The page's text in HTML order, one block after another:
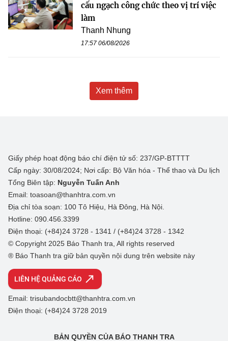
cấu ngạch công chức theo vị trí việc
làm
Thanh Nhung
17:57 06/08/2026
Xem thêm
Giấy phép hoạt động báo chí điện tử số: 237/GP-BTTTT
Cấp ngày: 30/08/2024; Nơi cấp: Bộ Văn hóa - Thể thao và Du lịch
Tổng Biên tập: Nguyễn Tuấn Anh
Email: toasoan@thanhtra.com.vn
Địa chỉ tòa soạn: 100 Tô Hiệu, Hà Đông, Hà Nội.
Hotline: 090.456.3399
Điện thoại: (+84)24 3728 - 1341 / (+84)24 3728 - 1342
© Copyright 2025 Báo Thanh tra, All rights reserved
® Báo Thanh tra giữ bản quyền nội dung trên website này
LIÊN HỆ QUẢNG CÁO
Email: trisubandocbtt@thanhtra.com.vn
Điện thoại: (+84)24 3728 2019
BẢN QUYỀN CỦA BÁO THANH TRA